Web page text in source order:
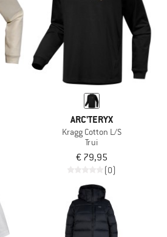
ARC'TERYX
Kragg Cotton L/S
Trui
€ 79,95
(0)